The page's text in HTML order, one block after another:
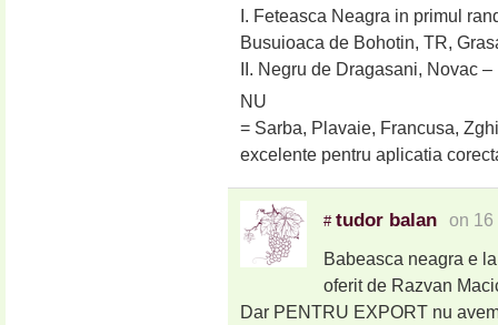
I. Feteasca Neagra in primul
Busuioaca de Bohotin, TR,
II. Negru de Dragasani, Novac
NU
= Sarba, Plavaie, Francusa,
excelente pentru aplicatia
# tudor balan on 16
Babeasca neagra e
oferit de Razvan
Dar PENTRU EXPORT nu